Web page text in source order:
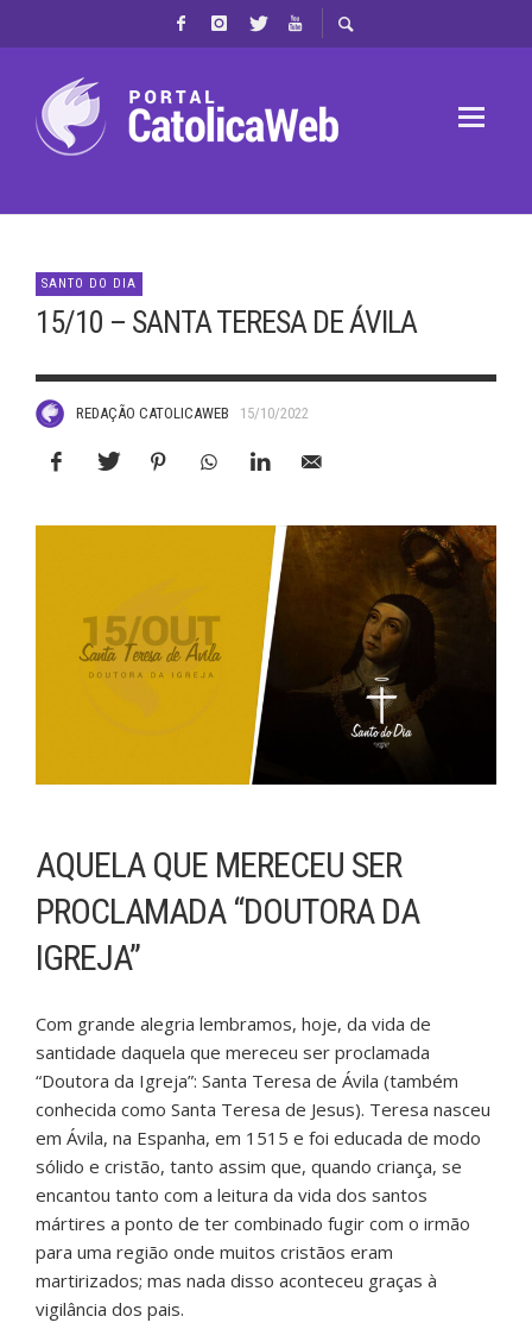
SANTO DO DIA
15/10 – SANTA TERESA DE ÁVILA
REDAÇÃO CATOLICAWEB 15/10/2022
AQUELA QUE MERECEU SER
PROCLAMADA “DOUTORA DA
IGREJA”
Com grande alegria lembramos, hoje, da vida de
santidade daquela que mereceu ser proclamada
“Doutora da Igreja”: Santa Teresa de Ávila (também
conhecida como Santa Teresa de Jesus). Teresa nasceu
em Ávila, na Espanha, em 1515 e foi educada de modo
sólido e cristão, tanto assim que, quando criança, se
encantou tanto com a leitura da vida dos santos
mártires a ponto de ter combinado fugir com o irmão
para uma região onde muitos cristãos eram
martirizados; mas nada disso aconteceu graças à
vigilância dos pais.